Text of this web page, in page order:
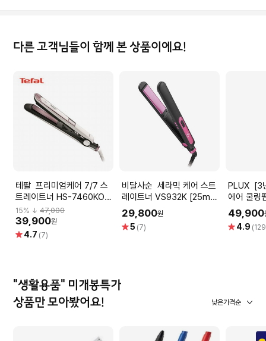
다른 고객님들이 함께 본 상품이에요!
테팔 프리미엄케어 7/7 스
트레이트너 HS-7460KO
HS7460 [캐시미어 케라틴
코팅 / LED온도표시 / 30초
스피드 예열]
15% ↓ 47,000
39,900원
별 4.7 (7)
비달사순 세라믹 케어 스트
레이트너 VS932K [25mm
열판 / 6단계 온도조절 / 회
전식 코드]
29,800원
별5 (7)
PLUX [3년무상AS] 플럭스
에어 쿨링
49,900
별 4.9
"생활용품" 미개봉특가
상품만 모아봤어요!
낮은가격순